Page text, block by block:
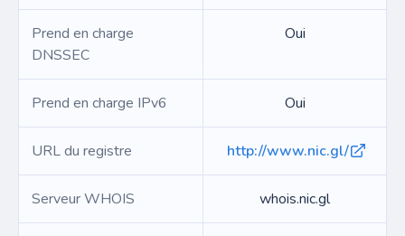
Prend en charge
DNSSEC
Oui
Prend en charge IPv6 Oui
URL du registre http://www.nic.gl/
Serveur WHOIS whois.nic.gl